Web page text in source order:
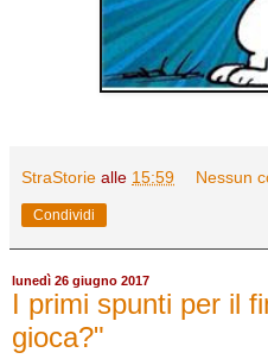
StraStorie alle 15:59 Nessun
Condividi
lunedì 26 giugno 2017
I primi spunti per il
gioca?"